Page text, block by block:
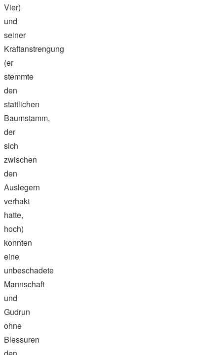
Vier)
und
seiner
Kraftanstrengung
(er
stemmte
den
stattlichen
Baumstamm,
der
sich
zwischen
den
Auslegern
verhakt
hatte,
hoch)
konnten
eine
unbeschadete
Mannschaft
und
Gudrun
ohne
Blessuren